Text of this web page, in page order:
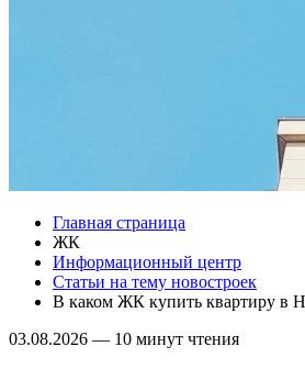
Главная страница
ЖК
Информационный центр
Статьи на тему новостроек
В каком ЖК купить квартиру в
03.08.2026 — 10 минут чтения